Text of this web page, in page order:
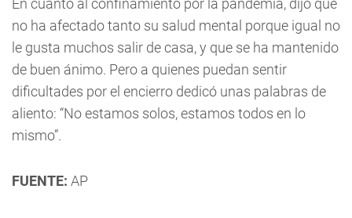
En cuanto al confinamiento por la pandemia, dijo que
no ha afectado tanto su salud mental porque igual no
le gusta muchos salir de casa, y que se ha mantenido
de buen ánimo. Pero a quienes puedan sentir
dificultades por el encierro dedicó unas palabras de
aliento: “No estamos solos, estamos todos en lo
mismo”.
FUENTE: AP